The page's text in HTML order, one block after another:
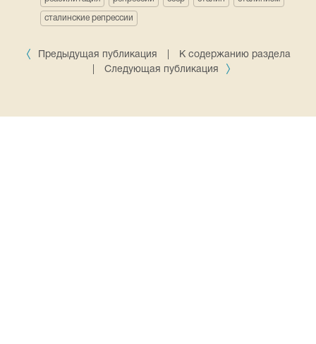
сталинские репрессии
Предыдущая публикация
К содержанию раздела
Следующая публикация